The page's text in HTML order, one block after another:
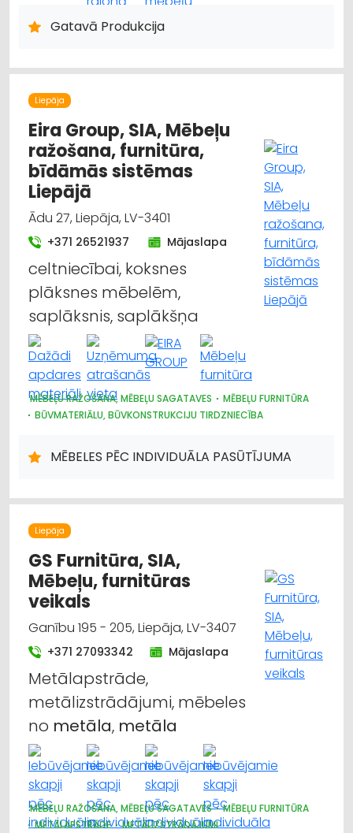
MĒBEĻU RAŽOŠANA, MĒBEĻU SAGATAVES
Gatavā Produkcija
Liepāja
Eira Group, SIA, Mēbeļu
ražošana, furnitūra,
bīdāmās sistēmas
Liepājā
Ādu 27, Liepāja, LV-3401
+371 26521937 Mājaslapa
celtniecībai, koksnes
plāksnes mēbelēm,
saplāksnis, saplākšņa
MĒBEĻU RAŽOŠANA, MĒBEĻU SAGATAVES
MĒBEĻU FURNITŪRA
BŪVMATERIĀLU, BŪVKONSTRUKCIJU TIRDZNIECĪBA
MĒBELES PĒC INDIVIDUĀLA PASŪTĪJUMA
Liepāja
GS Furnitūra, SIA,
Mēbeļu, furnitūras
veikals
Ganību 195 - 205, Liepāja, LV-3407
+371 27093342 Mājaslapa
Metālapstrāde,
metālizstrādājumi, mēbeles
no metāla, metāla
MĒBEĻU RAŽOŠANA, MĒBEĻU SAGATAVES
MĒBEĻU FURNITŪRA
METĀLAPSTRĀDE
METĀLIZSTRĀDĀJUMI